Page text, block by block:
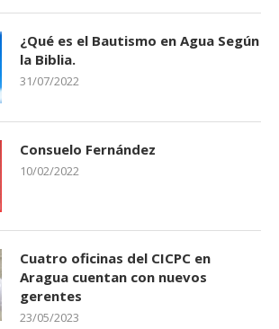
¿Qué es el Bautismo en Agua Según
la Biblia.
31/07/2022
Consuelo Fernández
10/02/2022
Cuatro oficinas del CICPC en
Aragua cuentan con nuevos
gerentes
23/05/2023